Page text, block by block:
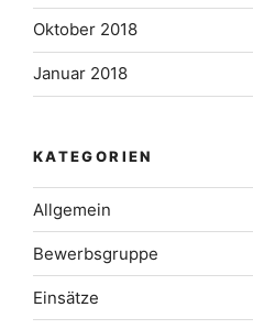
Oktober 2018
Januar 2018
KATEGORIEN
Allgemein
Bewerbsgruppe
Einsätze